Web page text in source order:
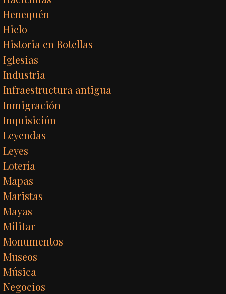
Henequén
Hielo
Historia en Botellas
Iglesias
Industria
Infraestructura antigua
Inmigración
Inquisición
Leyendas
Leyes
Lotería
Mapas
Maristas
Mayas
Militar
Monumentos
Museos
Música
Negocios